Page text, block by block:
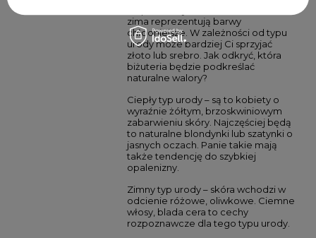
zima reprezentują barwy
chłodniejsze. W zależności od typu
urody może bardziej Ci sprzyjać
złoto lub srebro. Jak odkryć, która
biżuteria będzie podkreślać
naturalne walory?
Ciepły typ urody – są to kobiety o
wyraźnie żółtym, brzoskwiniowym
zabarwieniu skóry. Najczęściej będą
to naturalne blondynki lub szatynki o
jasnych oczach. Panie takie mają
także tendencję do szybkiej
opalenizny.
Zimny typ urody – skóra wchodzi w
odcienie różowe, oliwkowe. Ciemne
włosy, blada cera to cechy
rozpoznawcze dla tego typu urody.